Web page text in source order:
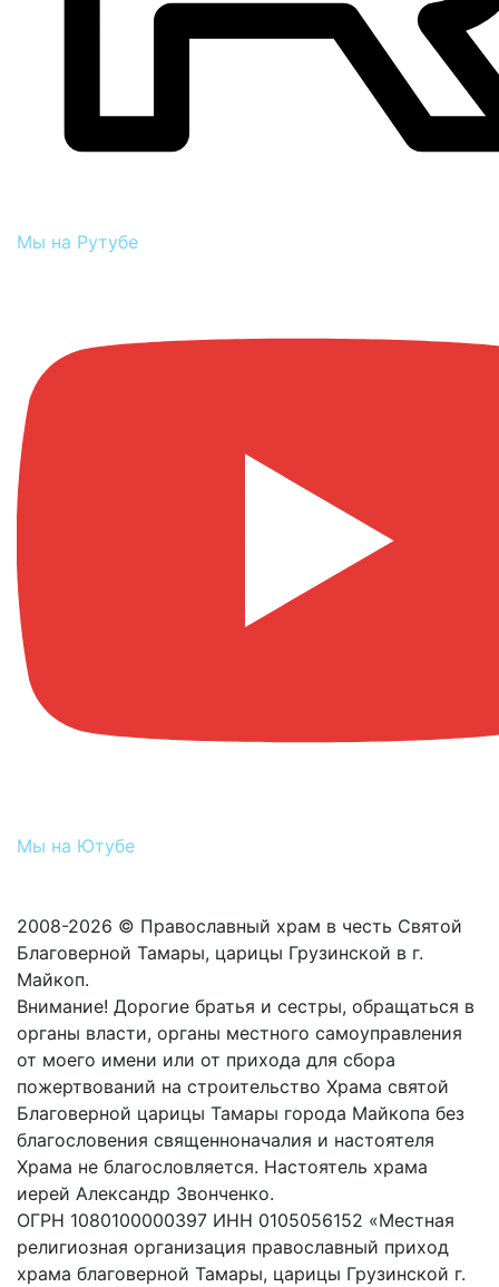
Мы на Рутубе
Мы на Ютубе
2008-2026 © Православный храм в честь Святой
Благоверной Тамары, царицы Грузинской в г.
Майкоп.
Внимание! Дорогие братья и сестры, обращаться в
органы власти, органы местного самоуправления
от моего имени или от прихода для сбора
пожертвований на строительство Храма святой
Благоверной царицы Тамары города Майкопа без
благословения священноначалия и настоятеля
Храма не благословляется. Настоятель храма
иерей Александр Звонченко.
ОГРН 1080100000397 ИНН 0105056152 «Местная
религиозная организация православный приход
храма благоверной Тамары, царицы Грузинской г.